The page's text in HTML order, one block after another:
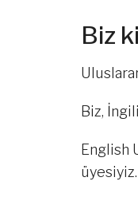
Biz
Biz,
English
üyesiyiz.